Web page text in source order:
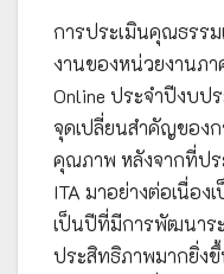
การประเมินคุณธรร
งานของหน่วยงานภ
Online ประจำปีงบป
จุดเปลี่ยนสำคัญของ
คุณภาพ หลังจากที่ปร
ITA มาอย่างต่อเนื่อง
เป็นปีที่มีการพัฒนาร
ประสิทธิภาพมากยิ่ง